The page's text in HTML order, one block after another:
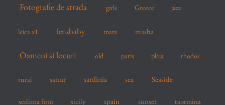
Fotografie de strada girls Greece jazz
leica x1 lensbaby mare masha
Oameni si locuri old paris plaja rhodos
rural sanur sardinia sea Seaside
sedinta foto sicily spain sunset taormina